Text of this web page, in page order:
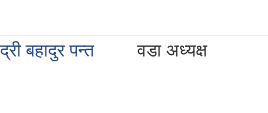
बहादुर पन्त वडा अध्यक्ष